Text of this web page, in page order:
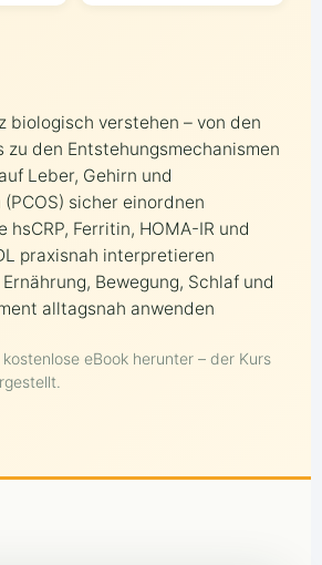
biologisch verstehen – von den
zu den Entstehungsmechanismen
Leber, Gehirn und
sicher einordnen
hsCRP, Ferritin, HOMA-IR und
praxisnah interpretieren
Bewegung, Schlaf und
alltagsnah anwenden
eBook herunter – der Kurs